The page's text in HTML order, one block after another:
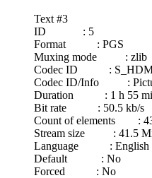
Text #3
ID : 5
Format : PGS
Muxing mode : zlib
Codec ID :
Codec ID/Info : Picture
Duration : 1 h 55
Bit rate : 50.5 kb/s
Count of elements :
Stream size : 41.5
Language : English
Default : No
Forced : No